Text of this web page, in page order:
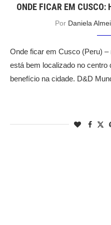
ONDE FICAR EM CUSCO:
Por Daniela
Onde ficar em Cusco (Peru)
está bem localizado no
benefício na cidade. D&D